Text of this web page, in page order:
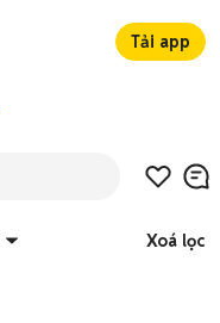
Tải app
Xoá lọc